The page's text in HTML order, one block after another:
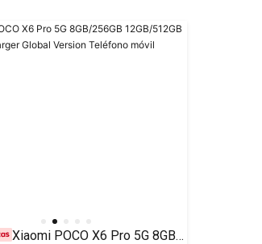
Xiaomi POCO X6 Pro 5G 8GB/256GB 12GB/512GB NFC EU Charger Global Version Teléfono móvil